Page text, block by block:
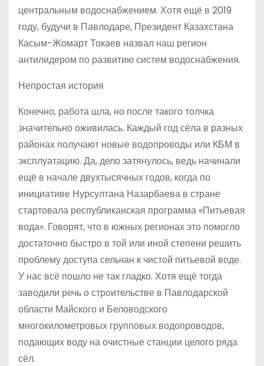
центральным водоснабжением. Хотя ещё в 2019
году, будучи в Павлодаре, Президент Казахстана
Касым-Жомарт Токаев назвал наш регион
антилидером по развитию систем водоснабжения.
Непростая история
Конечно, работа шла, но после такого толчка
значительно оживилась. Каждый год сёла в разных
районах получают новые водопроводы или КБМ в
эксплуатацию. Да, дело затянулось, ведь начинали
ещё в начале двухтысячных годов, когда по
инициативе Нурсултана Назарбаева в стране
стартовала республиканская программа «Питьевая
вода». Говорят, что в южных регионах это помогло
достаточно быстро в той или иной степени решить
проблему доступа сельчан к чистой питьевой воде.
У нас всё пошло не так гладко. Хотя ещё тогда
заводили речь о строительстве в Павлодарской
области Майского и Беловодского
многокилометровых групповых водопроводов,
подающих воду на очистные станции целого ряда
сёл.